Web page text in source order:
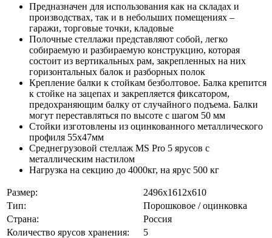
Предназначен для использования как на складах и
производствах, так и в небольших помещениях –
гаражи, торговые точки, кладовые
Полочные стеллажи представляют собой, легко
собираемую и разбираемую конструкцию, которая
состоит из вертикальных рам, закрепленных на них
горизонтальных балок и разборных полок
Крепление балки к стойкам безболтовое. Балка крепится
к стойке на зацепах и закрепляется фиксатором,
предохраняющим балку от случайного подъема. Балки
могут переставляться по высоте с шагом 50 мм
Стойки изготовлены из оцинкованного металлического
профиля 55х47мм
Среднегрузовой стеллаж MS Pro 5 ярусов с
металлическим настилом
Нагрузка на секцию до 4000кг, на ярус 500 кг
Размер:
2496х1612х610
Тип:
Порошковое / оцинковка
Страна:
Россия
Количество ярусов хранения:
5